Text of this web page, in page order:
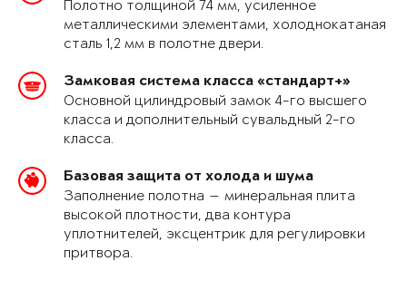
Полотно толщиной 74 мм, усиленное
металлическими элементами, холоднокатаная
сталь 1,2 мм в полотне двери.
Замковая система класса «стандарт+»
Основной цилиндровый замок 4-го высшего
класса и дополнительный сувальдный 2-го
класса.
Базовая защита от холода и шума
Заполнение полотна — минеральная плита
высокой плотности, два контура
уплотнителей, эксцентрик для регулировки
притвора.